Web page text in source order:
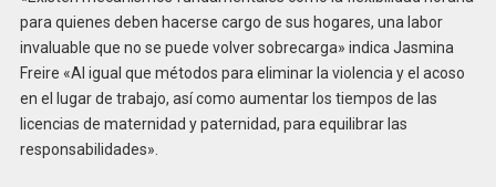
para quienes deben hacerse cargo de sus hogares, una labor
invaluable que no se puede volver sobrecarga» indica Jasmina
Freire «Al igual que métodos para eliminar la violencia y el acoso
en el lugar de trabajo, así como aumentar los tiempos de las
licencias de maternidad y paternidad, para equilibrar las
responsabilidades».